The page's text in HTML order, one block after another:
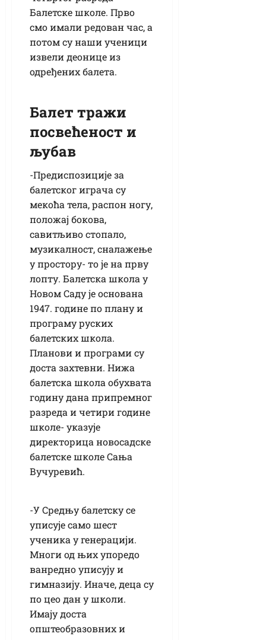
Балетске школе. Прво
смо имали редован час, а
потом су наши ученици
извели деонице из
одређених балета.
Балет тражи
посвећеност и
љубав
-Предиспозиције за
балетског играча су
мекоћа тела, распон ногу,
положај бокова,
савитљиво стопало,
музикалност, сналажење
у простору- то је на прву
лопту. Балетска школа у
Новом Саду је основана
1947. године по плану и
програму руских
балетских школа.
Планови и програми су
доста захтевни. Нижа
балетска школа обухвата
годину дана припремног
разреда и четири године
школе- указује
директорица новосадске
балетске школе Сања
Вучуревић.
-У Средњу балетску се
уписује само шест
ученика у генерацији.
Многи од њих упоредо
ванредно уписују и
гимназију. Иначе, деца су
по цео дан у школи.
Имају доста
општеобразовних и